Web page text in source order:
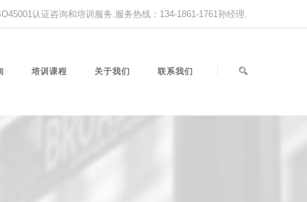
认证咨询和培训服务.服务热线：134-1861-1761孙经理.
培训课程 关于我们 联系我们